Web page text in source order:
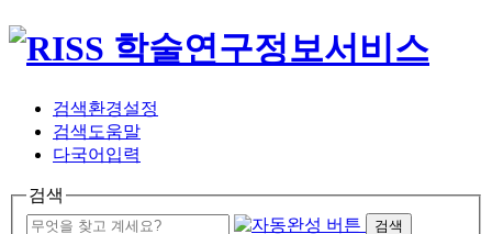
검색환경설정
검색도움말
다국어입력
검색
검색